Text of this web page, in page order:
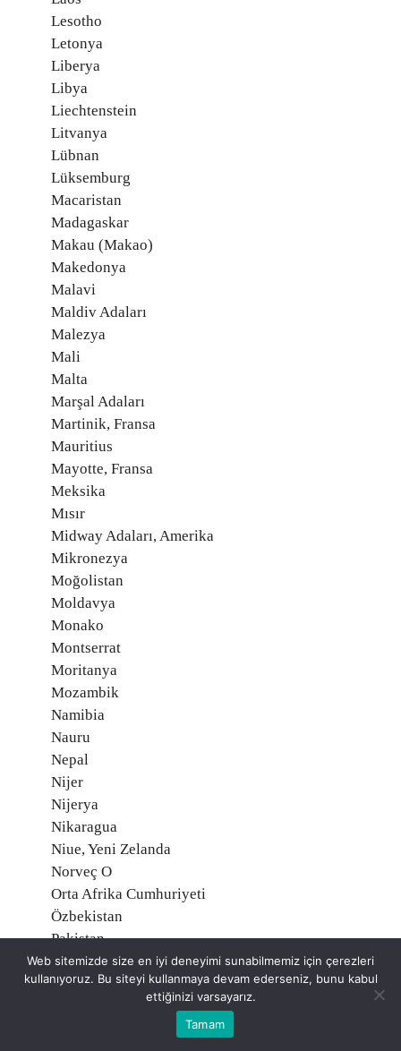
Lesotho
Letonya
Liberya
Libya
Liechtenstein
Litvanya
Lübnan
Lüksemburg
Macaristan
Madagaskar
Makau (Makao)
Makedonya
Malavi
Maldiv Adaları
Malezya
Mali
Malta
Marşal Adaları
Martinik, Fransa
Mauritius
Mayotte, Fransa
Meksika
Mısır
Midway Adaları, Amerika
Mikronezya
Moğolistan
Moldavya
Monako
Montserrat
Moritanya
Mozambik
Namibia
Nauru
Nepal
Nijer
Nijerya
Nikaragua
Niue, Yeni Zelanda
Norveç O
Orta Afrika Cumhuriyeti
Özbekistan
Pakistan
Palau Adaları
Palmyra Atoll, Amerika
Web sitemizde size en iyi deneyimi sunabilmemiz için çerezleri
kullanıyoruz. Bu siteyi kullanmaya devam ederseniz, bunu kabul
ettiğinizi varsayarız.
Tamam